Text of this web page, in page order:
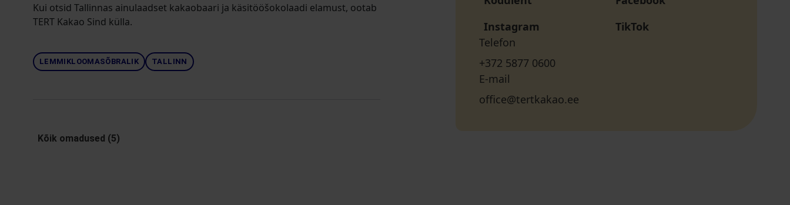
Kui otsid Tallinnas ainulaadset kakaobaari ja käsitööšokolaadi elamust, ootab
TERT Kakao Sind külla.
LEMMIKLOOMASÕBRALIK TALLINN
Kõik omadused (5)
Instagram
TikTok
Telefon
+372 5877 0600
E-mail
office@tertkakao.ee